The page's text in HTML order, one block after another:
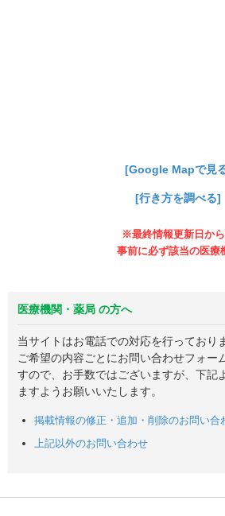
[Google Mapで見
[行き方を調べる]
医療機関・薬局 の方へ
当サイトはお電話での対応を行っており
ご希望の内容ごとにお問い合わせフォー
すので、お手数ではございますが、下記
ますようお願いいたします。
掲載情報の修正・追加・削除のお問い合
上記以外のお問い合わせ